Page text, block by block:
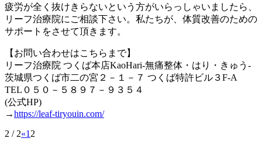
疲労が全く抜けきらないという方がいらっしゃいましたら、
リーフ治療院にご相談下さい。私たちが、体質改善のための
サポートをさせて頂きます。
【お問い合わせはこちらまで】
リーフ治療院 つくば本店KaoHari-無痛整体・はり・きゅう-
茨城県つくば市二の宮２－１－７ つくば特許ビル３F-A
TEL０５０－５８９７－９３５４
(公式HP)
→https://leaf-tiryouin.com/
2 / 2«1 2